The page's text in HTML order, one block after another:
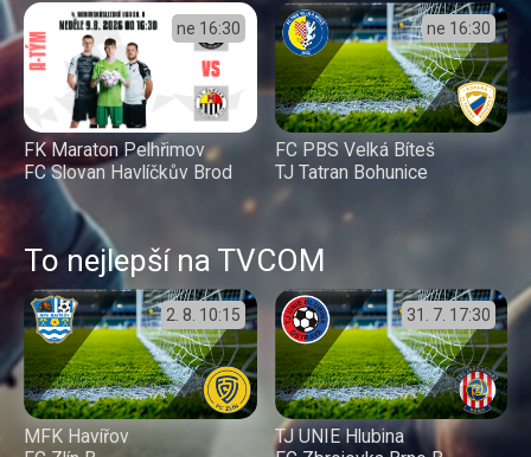
ne 16:30
FK Maraton Pelhřimov
FC Slovan Havlíčkův Brod
ne 16:30
FC PBS Velká Bíteš
TJ Tatran Bohunice
To nejlepší na TVCOM
2. 8. 10:15
MFK Havířov
31. 7. 17:30
TJ UNIE Hlubina